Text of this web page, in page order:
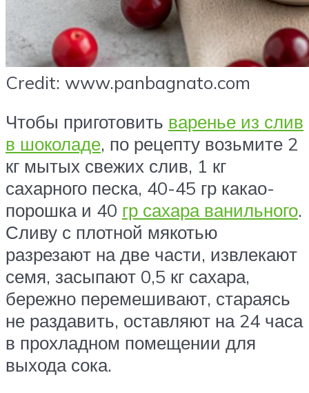
Credit: www.panbagnato.com
Чтобы приготовить варенье из слив
в шоколаде, по рецепту возьмите 2
кг мытых свежих слив, 1 кг
сахарного песка, 40-45 гр какао-
порошка и 40 гр сахара ванильного.
Сливу с плотной мякотью
разрезают на две части, извлекают
семя, засыпают 0,5 кг сахара,
бережно перемешивают, стараясь
не раздавить, оставляют на 24 часа
в прохладном помещении для
выхода сока.